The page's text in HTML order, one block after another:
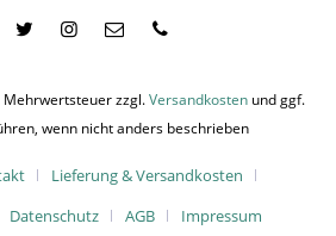
zzgl.Versandkosten und ggf.
wenn nicht anders beschrieben
Lieferung & Versandkosten
Datenschutz AGB Impressum